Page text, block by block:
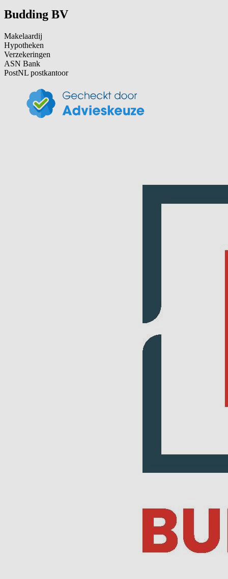
Budding BV
Makelaardij
Hypotheken
Verzekeringen
ASN Bank
PostNL postkantoor